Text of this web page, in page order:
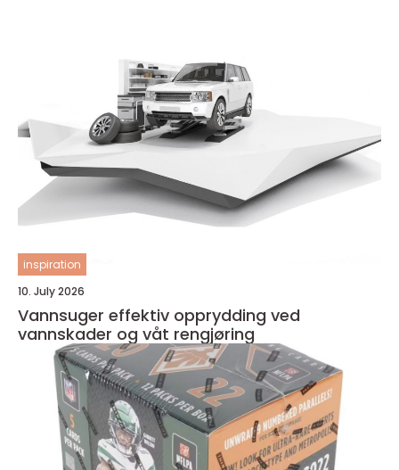
inspiration
10. July 2026
Vannsuger effektiv opprydding ved
vannskader og våt rengjøring